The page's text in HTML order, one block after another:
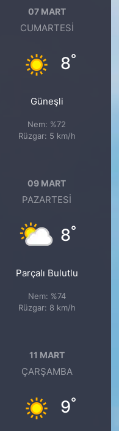
07 MART
CUMARTESI
8°
Güneşli
Nem: %72
Rüzgar: 5 km/h
09 MART
PAZARTESI
8°
Parçalı Bulutlu
Nem: %74
Rüzgar: 8 km/h
11 MART
ÇARŞAMBA
9°